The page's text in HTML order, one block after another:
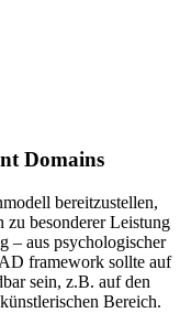
Domains
bereitzustellen,
besonderer Leistung
– aus psychologischer
framework sollte auf
sein, z.B. auf den
Bereich.